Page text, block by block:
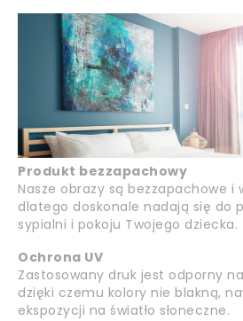
Produkt bezzapachowy
Nasze obrazy są bezzapachowe i
dlatego doskonale nadają się do
sypialni i pokoju Twojego dziecka.
Ochrona UV
Zastosowany druk jest odporny
dzięki czemu kolory nie blakną,
ekspozycji na światło słoneczne.